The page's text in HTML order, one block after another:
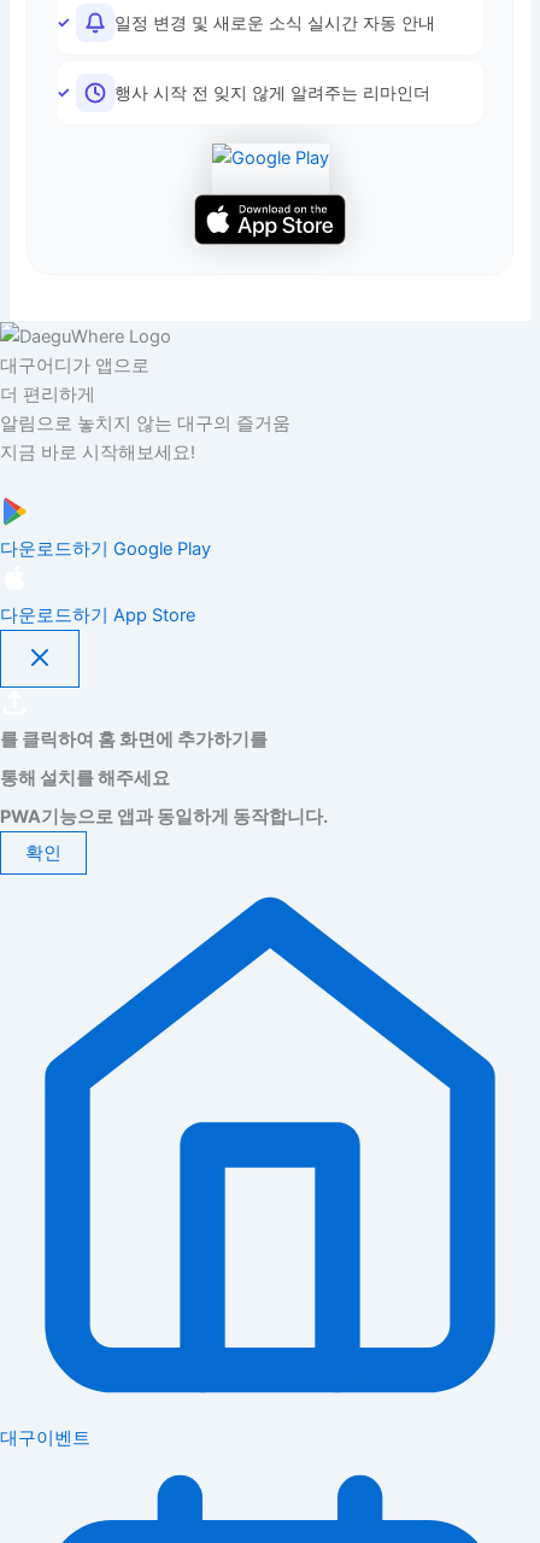
일정 변경 및 새로운 소식 실시간 자동 안내
행사 시작 전 잊지 않게 알려주는 리마인더
대구어디가 앱으로
더 편리하게
알림으로 놓치지 않는 대구의 즐거움
지금 바로 시작해보세요!
다운로드하기 Google Play
다운로드하기 App Store
를 클릭하여 홈 화면에 추가하기를
통해 설치를 해주세요
PWA기능으로 앱과 동일하게 동작합니다.
확인
대구이벤트